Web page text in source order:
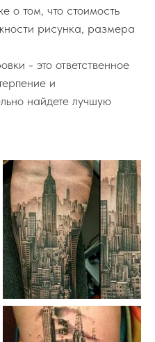
о том, что стоимость
рисунка, размера
- это ответственное
и
найдете лучшую